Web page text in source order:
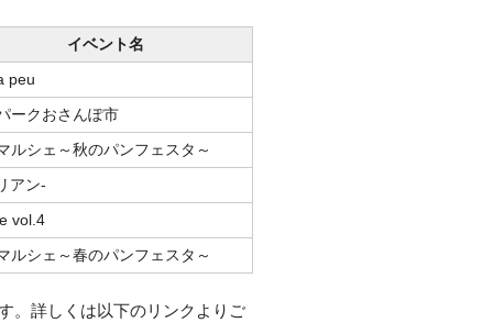
イベント名
peu
ークおさんぽ市
ルシェ～秋のパンフェスタ～
アン-
vol.4
ルシェ～春のパンフェスタ～
。詳しくは以下のリンクよりご